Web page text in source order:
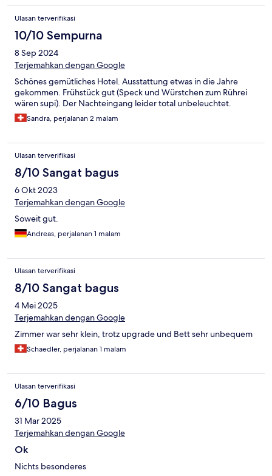
Ulasan terverifikasi
10/10 Sempurna
8 Sep 2024
Terjemahkan dengan Google
Schönes gemütliches Hotel. Ausstattung etwas in die Jahre
gekommen. Frühstück gut (Speck und Würstchen zum Rührei
wären supi). Der Nachteingang leider total unbeleuchtet.
Sandra, perjalanan 2 malam
Ulasan terverifikasi
8/10 Sangat bagus
6 Okt 2023
Terjemahkan dengan Google
Soweit gut.
Andreas, perjalanan 1 malam
Ulasan terverifikasi
8/10 Sangat bagus
4 Mei 2025
Terjemahkan dengan Google
Zimmer war sehr klein, trotz upgrade und Bett sehr unbequem
Schaedler, perjalanan 1 malam
Ulasan terverifikasi
6/10 Bagus
31 Mar 2025
Terjemahkan dengan Google
Ok
Nichts besonderes